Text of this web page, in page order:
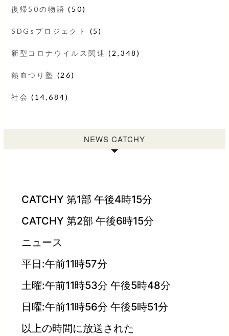
復帰50の物語 (50)
SDGsプロジェクト (5)
新型コロナウイルス関連 (2,348)
熱血つり塾 (26)
社会 (14,684)
NEWS CATCHY
CATCHY 第1部 午後4時15分
CATCHY 第2部 午後6時15分
ニュース
平日:午前11時57分
土曜:午前11時53分 午後5時48分
日曜:午前11時56分 午後5時51分
以上の時間に放送された